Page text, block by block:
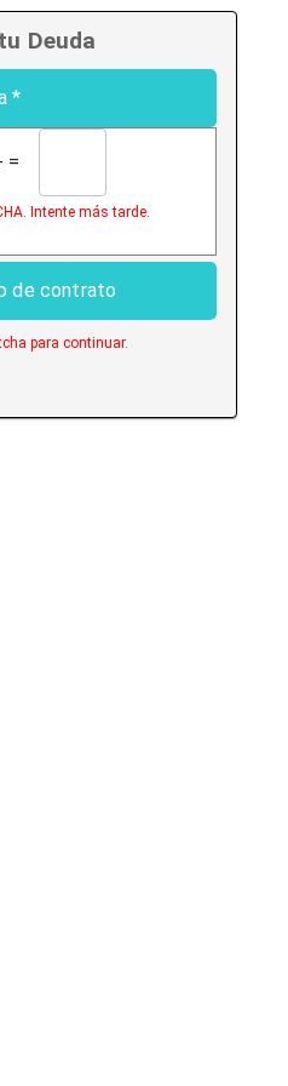
Deuda
*
=
Intente más tarde.
de contrato
para continuar.